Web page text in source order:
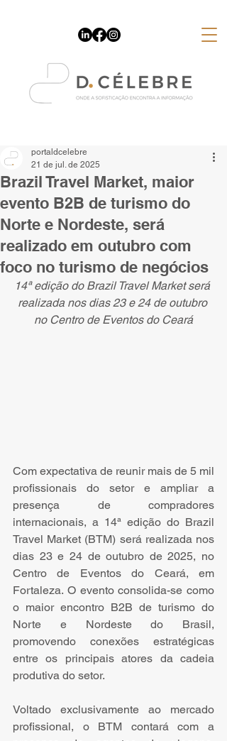
Brazil Travel Market, maior
evento B2B de turismo do
Norte e Nordeste, será
realizado em outubro com
foco no turismo de negócios
portaldcelebre
21 de jul. de 2025
14ª edição do Brazil Travel Market será
realizada nos dias 23 e 24 de outubro
no Centro de Eventos do Ceará
Com expectativa de reunir mais de 5 mil
profissionais do setor e ampliar a
presença de compradores
internacionais, a 14ª edição do Brazil
Travel Market (BTM) será realizada nos
dias 23 e 24 de outubro de 2025, no
Centro de Eventos do Ceará, em
Fortaleza. O evento consolida-se como
o maior encontro B2B de turismo do
Norte e Nordeste do Brasil,
promovendo conexões estratégicas
entre os principais atores da cadeia
produtiva do setor.
Voltado exclusivamente ao mercado
profissional, o BTM contará com a